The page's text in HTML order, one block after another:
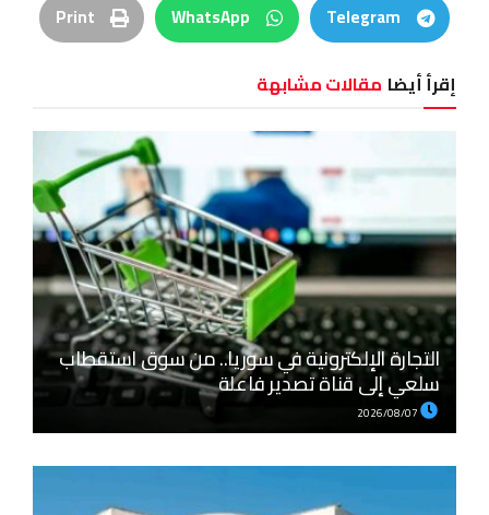
Telegram
WhatsApp
Print
إقرأ أيضا مقالات مشابهة
التجارة الإلكترونية في سوريا.. من سوق استقطاب
سلعي إلى قناة تصدير فاعلة